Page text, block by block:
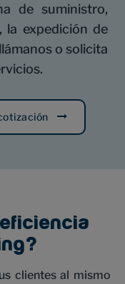
de suministro,
la expedición de
o solicita
clientes al mismo